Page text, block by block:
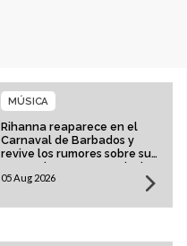
Rihanna reaparece en el
Carnaval de Barbados y
revive los rumores sobre su
esperado regreso musical
MÚSICA
05 Aug 2026